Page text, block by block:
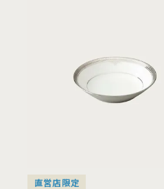
直営店限定